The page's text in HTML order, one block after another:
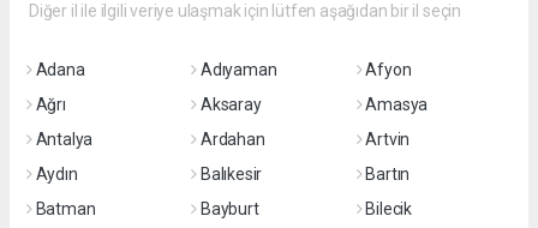
Diğer il ile ilgili veriye ulaşmak için lütfen aşağıdan bir il seçin
Adana Adıyaman
Afyon
Ağrı
Aksaray
Amasya
Antalya
Ardahan
Artvin
Aydın
Balıkesir
Bartın
Batman
Bayburt
Bilecik